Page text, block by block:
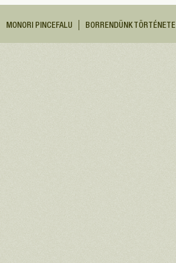
MONORI PINCEFALU BORRENDÜNK TÖRTÉNETE